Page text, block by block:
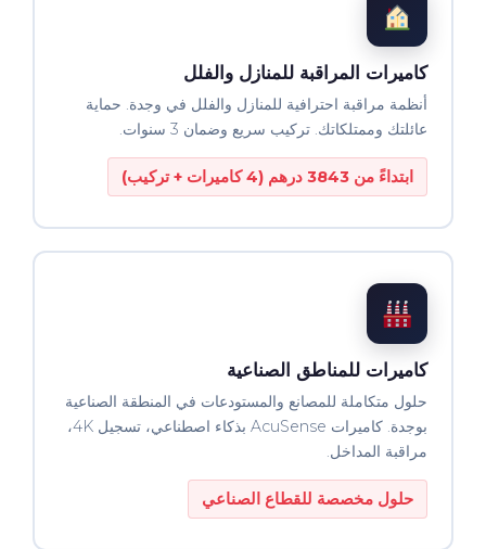
كاميرات المراقبة للمنازل والفلل
أنظمة مراقبة احترافية للمنازل والفلل في وجدة. حماية
عائلتك وممتلكاتك. تركيب سريع وضمان 3 سنوات.
ابتداءً من 3843 درهم (4 كاميرات + تركيب)
كاميرات للمناطق الصناعية
حلول متكاملة للمصانع والمستودعات في المنطقة الصناعية
بوجدة. كاميرات AcuSense بذكاء اصطناعي، تسجيل 4K،
مراقبة المداخل.
حلول مخصصة للقطاع الصناعي